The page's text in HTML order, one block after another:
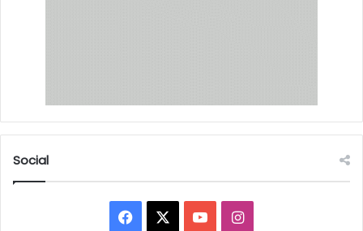
Social
Facebook YouTubeInstagram